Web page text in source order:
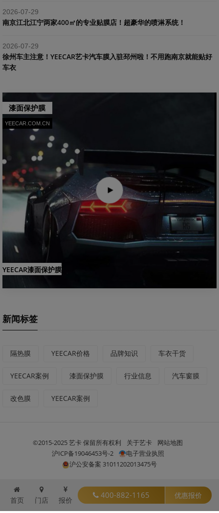
2026-07-29
南京江北江宁两家400㎡的专业贴膜店！超豪华的喷淋系统！
2026-07-29
​徐州车主注意！YEECAR艺卡汽车膜入驻邳州啦！不用跑南京就能贴好
车衣
漆面保护膜
YEECAR.COM.CN
YEECAR漆面保护膜
新闻标签
隔热膜 YEECAR价格 品牌知识 车衣干货
YEECAR案例 漆面保护膜 行业信息 汽车窗膜
改色膜 YEECAR案例
©2015-2025 艺卡 保留所有权利 关于艺卡
网站地图
沪ICP备19046453号-2
电子营业执照
沪公安备案 31011202013475号
首页 门店 报价
400-882-1165 优惠报价